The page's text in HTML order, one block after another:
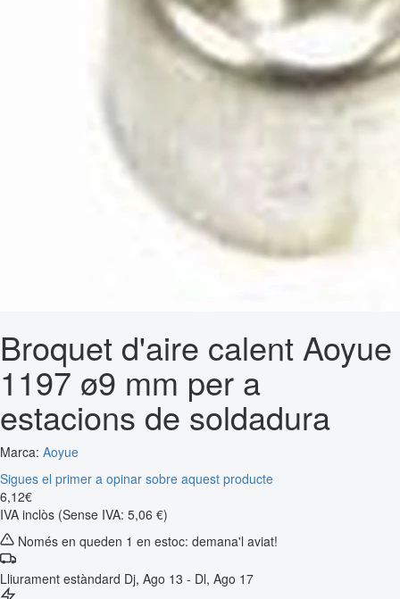
Broquet d'aire calent Aoyue
1197 ø9 mm per a
estacions de soldadura
Marca: Aoyue
Sigues el primer a opinar sobre aquest producte
6,12€
IVA inclòs (Sense IVA: 5,06 €)
Només en queden 1 en estoc: demana'l aviat!
Lliurament estàndard Dj, Ago 13 - Dl, Ago 17